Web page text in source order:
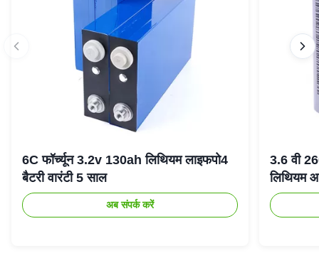
6C फॉर्च्यून 3.2v 130ah लिथियम लाइफपो4
बैटरी वारंटी 5 साल
अब संपर्क करें
3.6 वी
लिथियम